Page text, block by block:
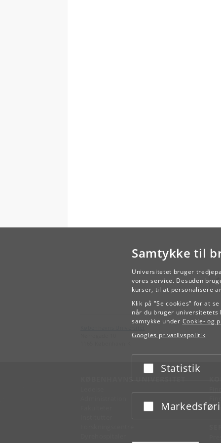
Samtykke til
Universitetet bruger
vores service. Desuden
kurser, til at personalisere
Klik på "Se cookies" for at
når du bruger universitetets
samtykke under Cookie- og
Googles privatlivspolitik
Acceptér eller afslå
Statistik
Acceptér eller afslå
KØBENHAVNS UNIVERSITET